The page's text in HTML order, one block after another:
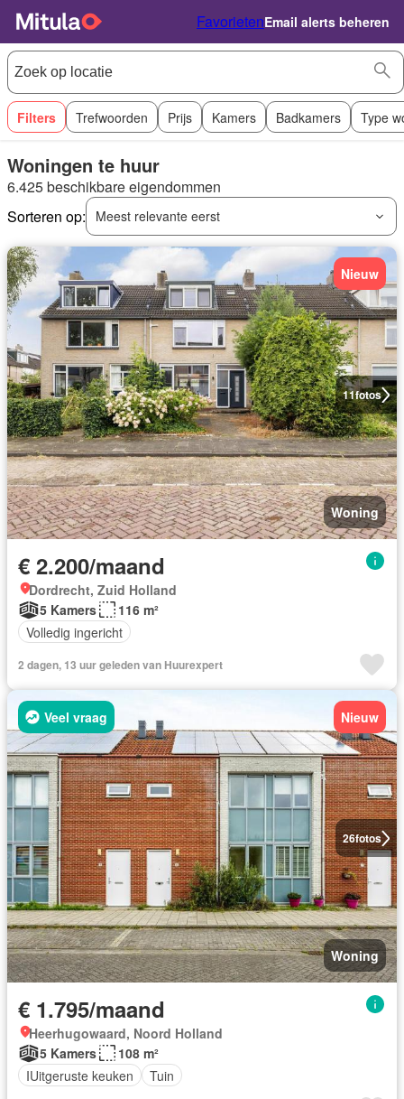
FavorietenEmail alerts beheren
Filters Trefwoorden Prijs Kamers Badkamers Type
Woningen te huur
6.425 beschikbare eigendommen
Sorteren op:
Meest relevante eerst
11fotos
Nieuw
Woning
€ 2.200/maand
Dordrecht, Zuid Holland
5 Kamers
116 m²
Volledig ingericht
2 dagen, 13 uur geleden van Huurexpert
26fotos
Veel vraag Nieuw
Woning
€ 1.795/maand
Heerhugowaard, Noord Holland
5 Kamers
108 m²
IUitgeruste keuken
Tuin